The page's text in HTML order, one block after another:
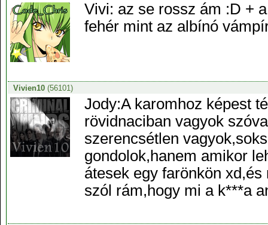
Vivi: az se rossz ám :D +
fehér mint az albínó
Vivien10(56101)
Jody:A karomhoz képest
rövidnaciban vagyok
szerencsétlen
gondolok,hanem amikor
átesek egy farönkön
szól rám,hogy mi a k***a